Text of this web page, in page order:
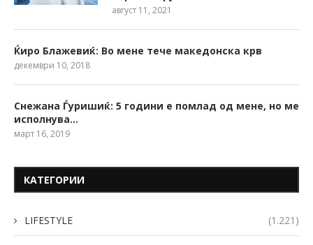
август 11, 2021
Ќиро Блажевиќ: Во мене тече македонска крв
декември 10, 2018
Снежана Ѓуришиќ: 5 години е помлад од мене, но ме
исполнува…
март 16, 2019
КАТЕГОРИИ
LIFESTYLE (1.221)